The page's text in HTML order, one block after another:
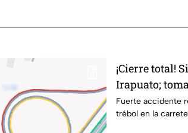
¡Cierre total!
Irapuato;
Fuerte accidente
trébol en la